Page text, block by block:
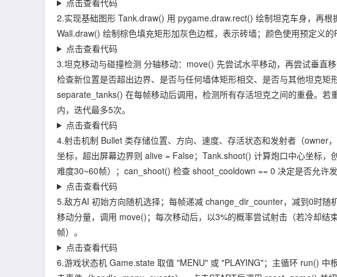
点击查看代码
2.实现基础图形 Tank.draw() 用 pygame.draw.rect() 绘制坦克车身，再根
Wall.draw() 绘制棕色填充矩形加灰色边框，表示砖墙；颜色使用预定义的
点击查看代码
3.坦克移动与碰撞检测 分轴移动：move() 先尝试水平移动，再尝试垂直
检查新位置是否超出边界、是否与任何墙体矩形相交、是否与其他坦克矩
separate_tanks() 在每帧移动后调用，检测所有存活坦克之间的重叠。
内，迭代最多5次。
点击查看代码
4.射击机制 Bullet 类存储位置、方向、速度、存活状态和发射者（owner
坐标，超出屏幕边界则 alive = False；Tank.shoot() 计算炮口中心坐标
难度30~60帧）；can_shoot() 检查 shoot_cooldown == 0 决定是否允许发
点击查看代码
5.敌方AI 初始方向随机选择；每帧递减 change_dir_counter，减到0时
移动分量，调用 move()；每次移动后，以3%的概率尝试射击（若冷却
帧）。
点击查看代码
6.游戏状态机 Game.state 取值 "MENU" 或 "PLAYING"；主循环 run() 中